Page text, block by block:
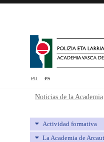
eu es
Noticias de la Academia
Actividad formativa
La Academia de